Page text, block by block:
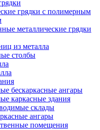
грядки с полимерным
металлические грядки
из металла
столбы
бескаркасные ангары
каркасные здания
склады
ангары
помещения